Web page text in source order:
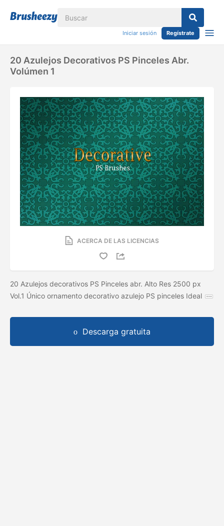
Iniciar sesión Regístrate
20 Azulejos Decorativos PS Pinceles Abr.
Volúmen 1
ACERCA DE LAS LICENCIAS
20 Azulejos decorativos PS Pinceles abr. Alto Res 2500 px
Vol.1 Único ornamento decorativo azulejo PS pinceles Ideal
Descarga gratuita